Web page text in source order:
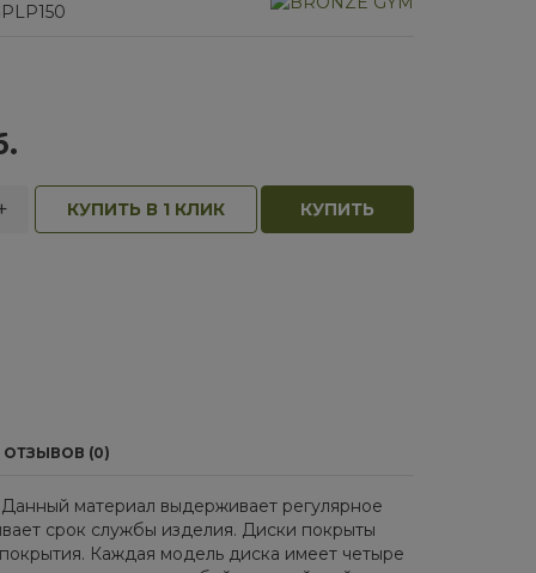
КУПИТЬ В 1 КЛИК КУПИТЬ
ОТЗЫВОВ (0)
материал выдерживает регулярное
срок службы изделия. Диски покрыты
Каждая модель диска имеет четыре